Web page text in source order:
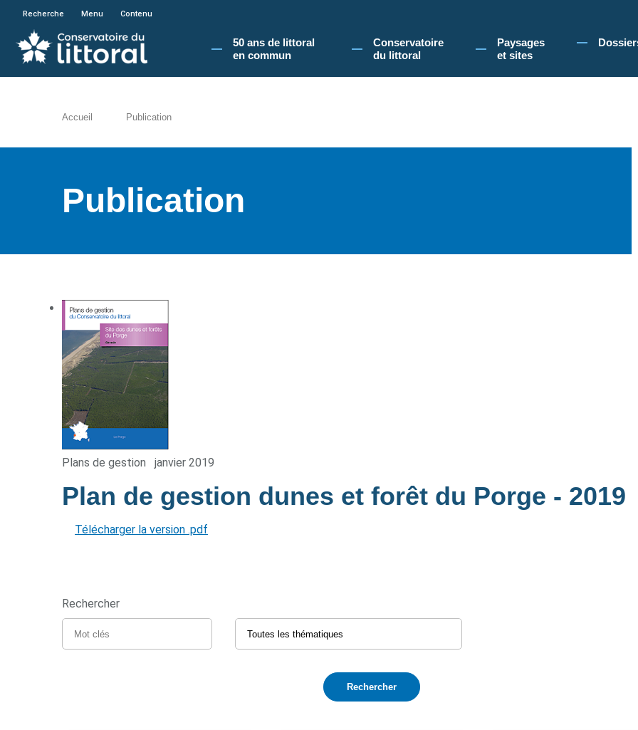
En poursuivant votre navigation sur le site du Conservatoire du littoral, vous acceptez l'utilisation de cookies pour vous
Recherche Menu Contenu
50 ans de littoral
en commun​
Conservatoire
du littoral
Paysages
et sites
Accueil Publication
Publication
Plans de gestion janvier 2019
Plan de gestion dunes et forêt du Porge - 2019
Télécharger la version .pdf
Rechercher